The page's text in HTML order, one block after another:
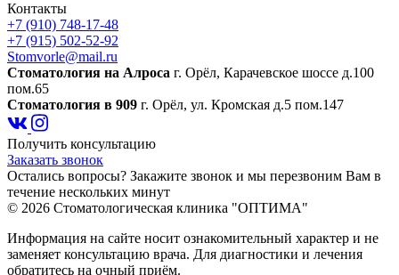
Контакты
+7 (910) 748-17-48
+7 (915) 502-52-92
Stomvorle@mail.ru
Cтоматология на Алроса г. Орёл, Карачевское шоссе д.100
пом.65
Стоматология в 909 г. Орёл, ул. Кромская д.5 пом.147
Получить консультацию
Заказать звонок
Остались вопросы? Закажите звонок и мы перезвоним Вам в
течение нескольких минут
© 2026 Стоматологическая клиника "ОПТИМА"
Информация на сайте носит ознакомительный характер и не
заменяет консультацию врача. Для диагностики и лечения
обратитесь на очный приём.